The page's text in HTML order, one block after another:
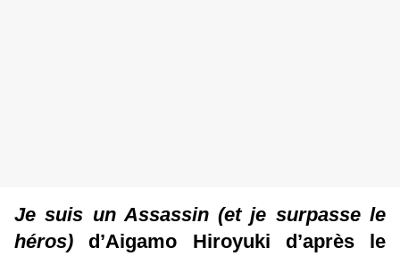
Je suis un Assassin (et je surpasse le
héros) d’Aigamo Hiroyuki d’après le